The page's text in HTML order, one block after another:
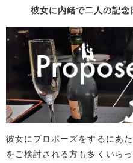
彼女に内緒で二人の記
彼女にプロポーズをするにあ
をご検討される方も多くいら
店舗情報